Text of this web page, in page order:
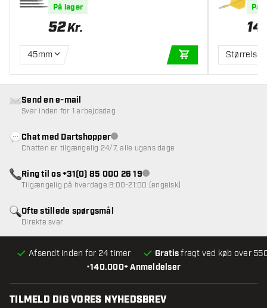
På lager
52Kr.
45mm
TILFØJ TIL KURV
w -
På
Størrelse
•140.000+ Anmeldelser
Afsendt inden for 24 timer Gratisfragt ved køb over
Ofte stillede spørgsmål
Direkte svar
Send en e-mail
Svar inden for 1 arbejdsdag
Chat med DartshopperKundeservice ikke tilgængelig
Chatten er tilgængelig 24/7, alle ugens dage
Ring til os +31(0) 85 000 26 19Kundeservice ikke tilgængelig
Tilgængelig på hverdage 8:00-21:00 (engelsk)
TILMELD DIG VORES NYHEDSBREV